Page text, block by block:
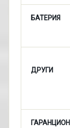
БАТЕРИЯ
ДРУГИ